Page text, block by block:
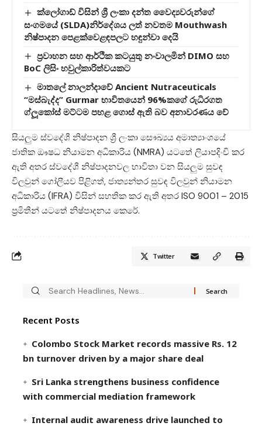
ක්ලෝගාඩ් විසින් ශ්‍රී ලංකා දන්ත වෛද්‍යවරුන්ගේ
සංගමයේ (SLDA)නිර්දේශය ලත් නවතම Mouthwash
නිෂ්පාදන පෙළක්වෙළඳපලට හඳුන්වා දෙයි
ප්‍රවාහන සහ ආර්ථික කටයුතු නංවාලමින් DIMO සහ
BoC ලිසිං හවුල්කාරිත්වයකට‍
මාතලේ නාලන්දාවේ Ancient Nutraceuticals
“මස්බැද්ද” Gurmar භාවිතයෙන් 96%කගේ රුධිරගත
ග්ලූකෝස් මට්ටම පහළ ගොස් ඇති බව අනාවරණය වේ
සියලුම ස්වදේශී නිෂ්පාදන ශ්‍රී ලංකා සෞඛ්‍යය අමාත්‍යාංශයේ
ජාතික ඖෂධ නියාමන අධිකාරිය (NMRA) යටතේ ලියාපදිංචි කර
ඇති අතර ස්වදේශී නිෂ්පාදනවල භාවිතා වන සියලුම සුවඳ
විලවුන් ගෝලීයව පිළිගත්, ජාත්‍යන්තර සුවඳ විලවුන් නියාමන
අධිකාරිය (IFRA) විසින් සහතික කර ඇති අතර ISO 9001 – 2015
ප්‍රමිතීන් යටතේ නිෂ්පාදනය කෙරේ.
Twitter
Recent Posts
Colombo Stock Market records massive Rs. 12
bn turnover driven by a major share deal
Sri Lanka strengthens business confidence
with commercial mediation framework
Internal audit awareness drive launched to